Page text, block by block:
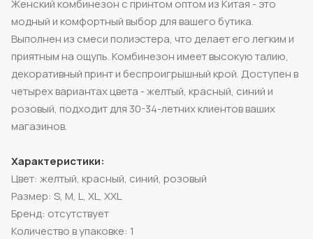
Женский комбинезон с принтом оптом из Китая - это
модный и комфортный выбор для вашего бутика.
Выполнен из смеси полиэстера, что делает его легким и
приятным на ощупь. Комбинезон имеет высокую талию,
декоративный принт и беспроигрышный крой. Доступен в
четырех вариантах цвета - желтый, красный, синий и
розовый, подходит для 30-34-летних клиентов ваших
магазинов.
Характеристики:
Цвет: желтый, красный, синий, розовый
Размер: S, M, L, XL, XXL
Бренд: отсутствует
Количество в упаковке: 1